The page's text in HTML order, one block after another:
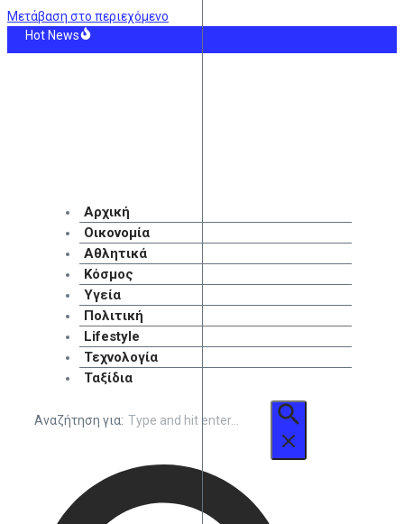
Μετάβαση στο περιεχόμενο
Hot News
Αρχική
Οικονομία
Αθλητικά
Κόσμος
Υγεία
Πολιτική
Lifestyle
Τεχνολογία
Ταξίδια
Αναζήτηση για: